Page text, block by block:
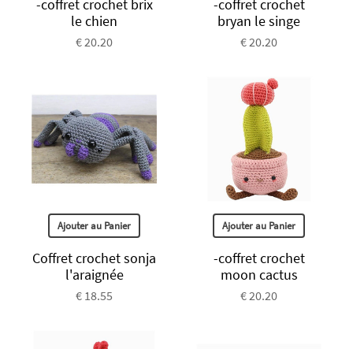
-coffret crochet brix
le chien
€ 20.20
-coffret crochet
bryan le singe
€ 20.20
Ajouter au Panier
Coffret crochet sonja
l'araignée
€ 18.55
Ajouter au Panier
-coffret crochet
moon cactus
€ 20.20